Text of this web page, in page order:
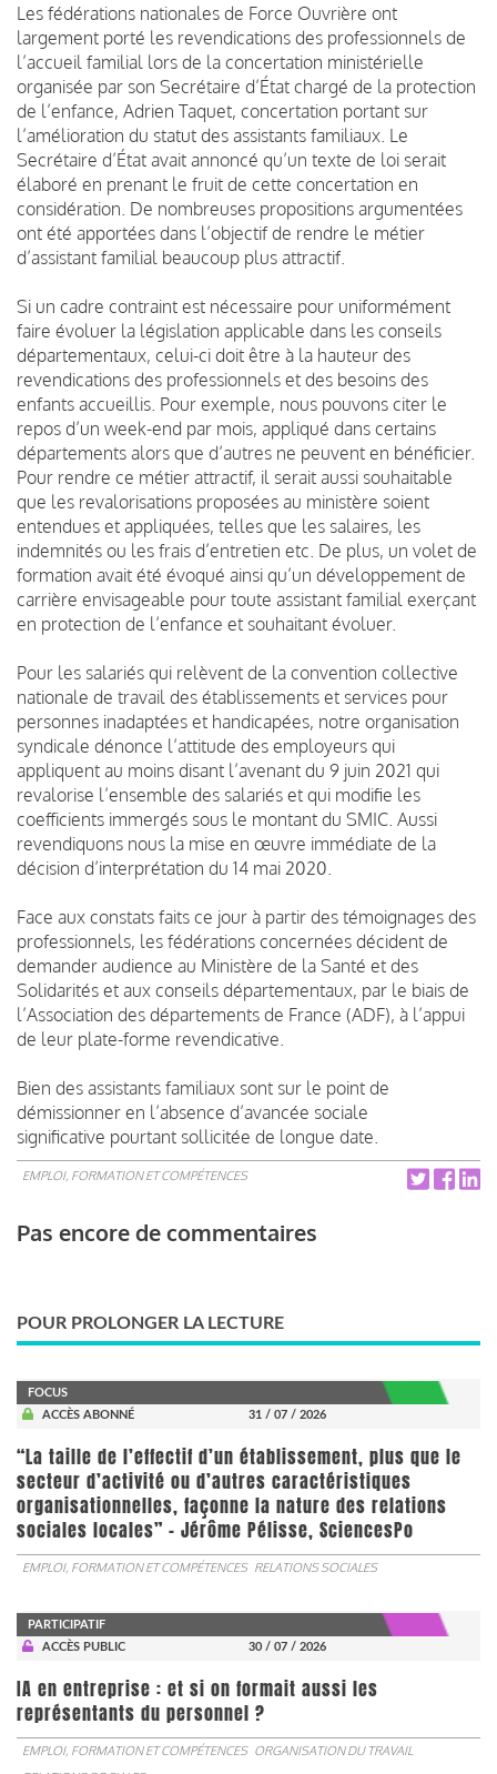
Les fédérations nationales de Force Ouvrière ont
largement porté les revendications des professionnels de
l’accueil familial lors de la concertation ministérielle
organisée par son Secrétaire d’État chargé de la protection
de l’enfance, Adrien Taquet, concertation portant sur
l’amélioration du statut des assistants familiaux. Le
Secrétaire d’État avait annoncé qu’un texte de loi serait
élaboré en prenant le fruit de cette concertation en
considération. De nombreuses propositions argumentées
ont été apportées dans l’objectif de rendre le métier
d’assistant familial beaucoup plus attractif.
Si un cadre contraint est nécessaire pour uniformément
faire évoluer la législation applicable dans les conseils
départementaux, celui-ci doit être à la hauteur des
revendications des professionnels et des besoins des
enfants accueillis. Pour exemple, nous pouvons citer le
repos d’un week-end par mois, appliqué dans certains
départements alors que d’autres ne peuvent en bénéficier.
Pour rendre ce métier attractif, il serait aussi souhaitable
que les revalorisations proposées au ministère soient
entendues et appliquées, telles que les salaires, les
indemnités ou les frais d’entretien etc. De plus, un volet de
formation avait été évoqué ainsi qu’un développement de
carrière envisageable pour toute assistant familial exerçant
en protection de l’enfance et souhaitant évoluer.
Pour les salariés qui relèvent de la convention collective
nationale de travail des établissements et services pour
personnes inadaptées et handicapées, notre organisation
syndicale dénonce l’attitude des employeurs qui
appliquent au moins disant l’avenant du 9 juin 2021 qui
revalorise l’ensemble des salariés et qui modifie les
coefficients immergés sous le montant du SMIC. Aussi
revendiquons nous la mise en œuvre immédiate de la
décision d’interprétation du 14 mai 2020.
Face aux constats faits ce jour à partir des témoignages des
professionnels, les fédérations concernées décident de
demander audience au Ministère de la Santé et des
Solidarités et aux conseils départementaux, par le biais de
l’Association des départements de France (ADF), à l’appui
de leur plate-forme revendicative.
Bien des assistants familiaux sont sur le point de
démissionner en l’absence d’avancée sociale
significative pourtant sollicitée de longue date.
EMPLOI, FORMATION ET COMPÉTENCES
Pas encore de commentaires
POUR PROLONGER LA LECTURE
FOCUS
ACCÈS ABONNÉ
31 / 07 / 2026
“La taille de l’effectif d’un établissement, plus que le
secteur d’activité ou d’autres caractéristiques
organisationnelles, façonne la nature des relations
sociales locales” - Jérôme Pélisse, SciencesPo
EMPLOI, FORMATION ET COMPÉTENCES RELATIONS SOCIALES
PARTICIPATIF
ACCÈS PUBLIC
30 / 07 / 2026
IA en entreprise : et si on formait aussi les
représentants du personnel ?
EMPLOI, FORMATION ET COMPÉTENCES ORGANISATION DU TRAVAIL